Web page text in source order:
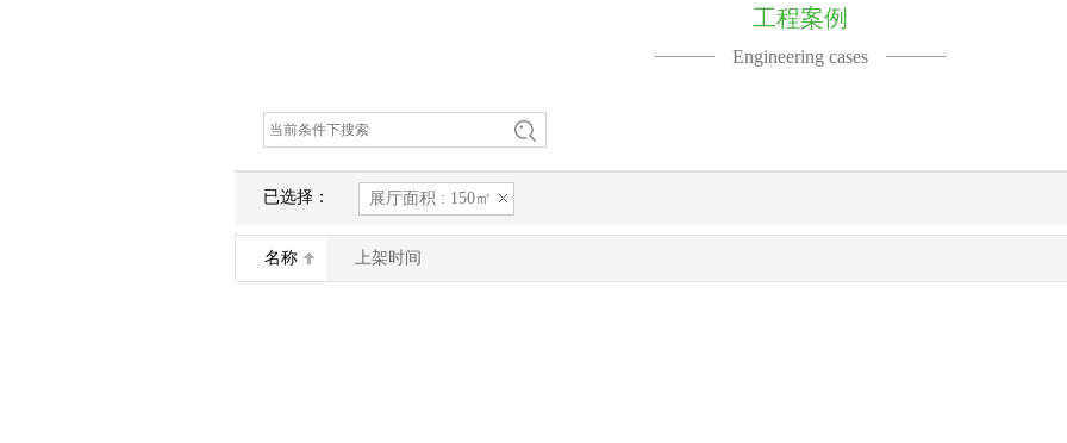
工程案例
Engineering cases
已选择： 展厅面积 : 150㎡
名称 上架时间